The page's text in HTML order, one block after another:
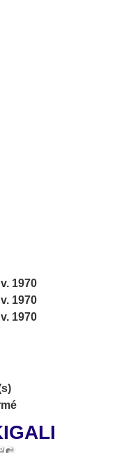
1970
1970
1970